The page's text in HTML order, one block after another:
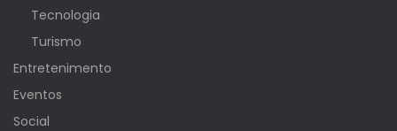
Tecnologia
Turismo
Entretenimento
Eventos
Social